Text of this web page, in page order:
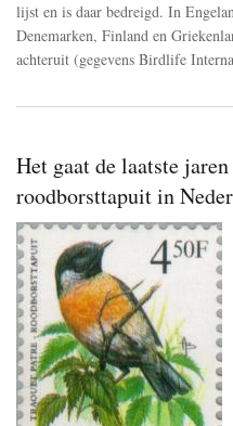
lijst en is daar bedreigd. In
Denemarken, Finland en
achteruit (gegevens Birdlife
Het gaat de laatste
roodborsttapuit in